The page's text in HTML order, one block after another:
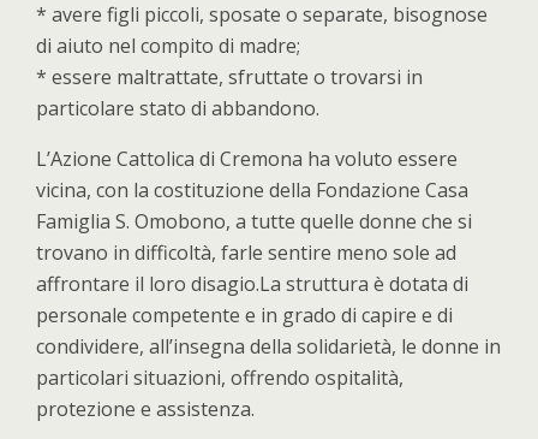
* avere figli piccoli, sposate o separate, bisognose
di aiuto nel compito di madre;
* essere maltrattate, sfruttate o trovarsi in
particolare stato di abbandono.
L’Azione Cattolica di Cremona ha voluto essere
vicina, con la costituzione della Fondazione Casa
Famiglia S. Omobono, a tutte quelle donne che si
trovano in difficoltà, farle sentire meno sole ad
affrontare il loro disagio.La struttura è dotata di
personale competente e in grado di capire e di
condividere, all’insegna della solidarietà, le donne in
particolari situazioni, offrendo ospitalità,
protezione e assistenza.